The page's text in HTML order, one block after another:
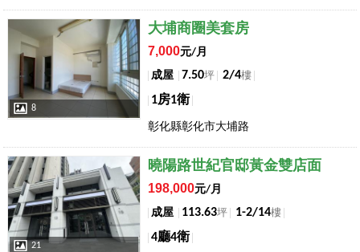
8
大埔商圈美套房
7,000元/月
成屋
7.50坪 2/4樓
1房1衛
彰化縣彰化市大埔路
店長推薦
21
曉陽路世紀官邸黃金雙店面
198,000元/月
成屋
113.63坪 1-2/14樓
4廳4衛